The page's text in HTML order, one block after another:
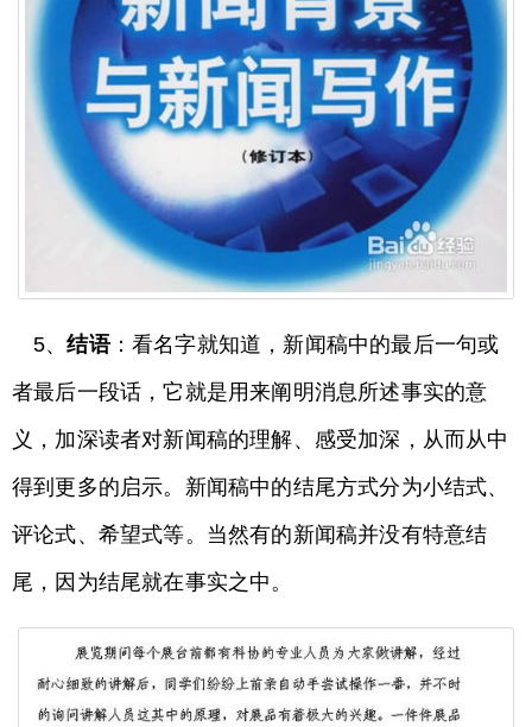
5、结语：看名字就知道，新闻稿中的最后一句或
者最后一段话，它就是用来阐明消息所述事实的意
义，加深读者对新闻稿的理解、感受加深，从而从中
得到更多的启示。新闻稿中的结尾方式分为小结式、
评论式、希望式等。当然有的新闻稿并没有特意结
尾，因为结尾就在事实之中。